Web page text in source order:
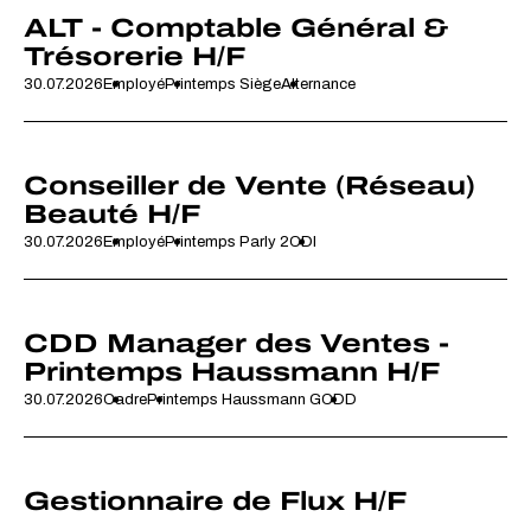
ALT - Comptable Général &
Trésorerie H/F
30.07.2026EmployéPrintemps SiègeAlternance
Conseiller de Vente (Réseau)
Beauté H/F
30.07.2026EmployéPrintemps Parly 2CDI
CDD Manager des Ventes -
Printemps Haussmann H/F
30.07.2026CadrePrintemps Haussmann GCDD
Gestionnaire de Flux H/F